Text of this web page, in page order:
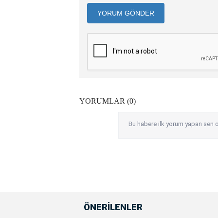
YORUM GÖNDER
YORUMLAR (0)
Bu habere ilk yorum yapan sen
ÖNERİLENLER